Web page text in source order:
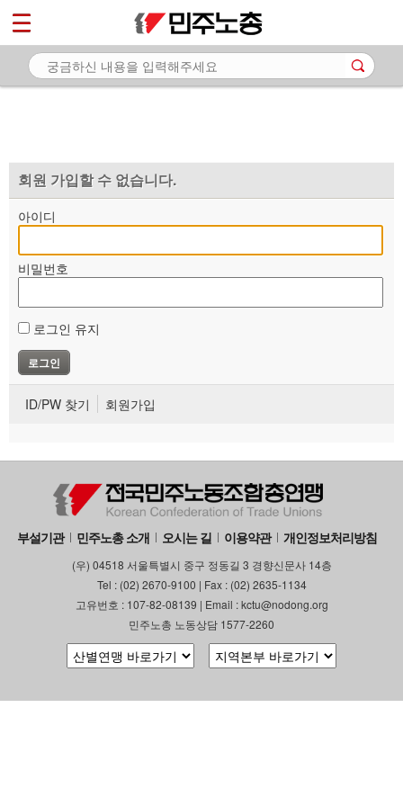
회원 가입할 수 없습니다.
아이디
비밀번호
로그인 유지
ID/PW 찾기 회원가입
부설기관 민주노총 소개 오시는 길 이용약관 개인정보처리방침
(우) 04518 서울특별시 중구 정동길 3 경향신문사 14층
Tel : (02) 2670-9100 | Fax : (02) 2635-1134
고유번호 : 107-82-08139 | Email : kctu@nodong.org
민주노총 노동상담 1577-2260
마이페이지
소개
자료
부설기관